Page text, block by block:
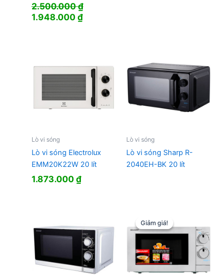
2.500.000₫
Giá
1.948.000₫Giá
Lò vi sóng
Lò vi sóng Electrolux
EMM20K22W 20 lít
1.873.000₫
Lò vi sóng
Lò vi sóng Sharp R-
2040EH-BK 20 lít
Giảm giá!
Giảm giá!